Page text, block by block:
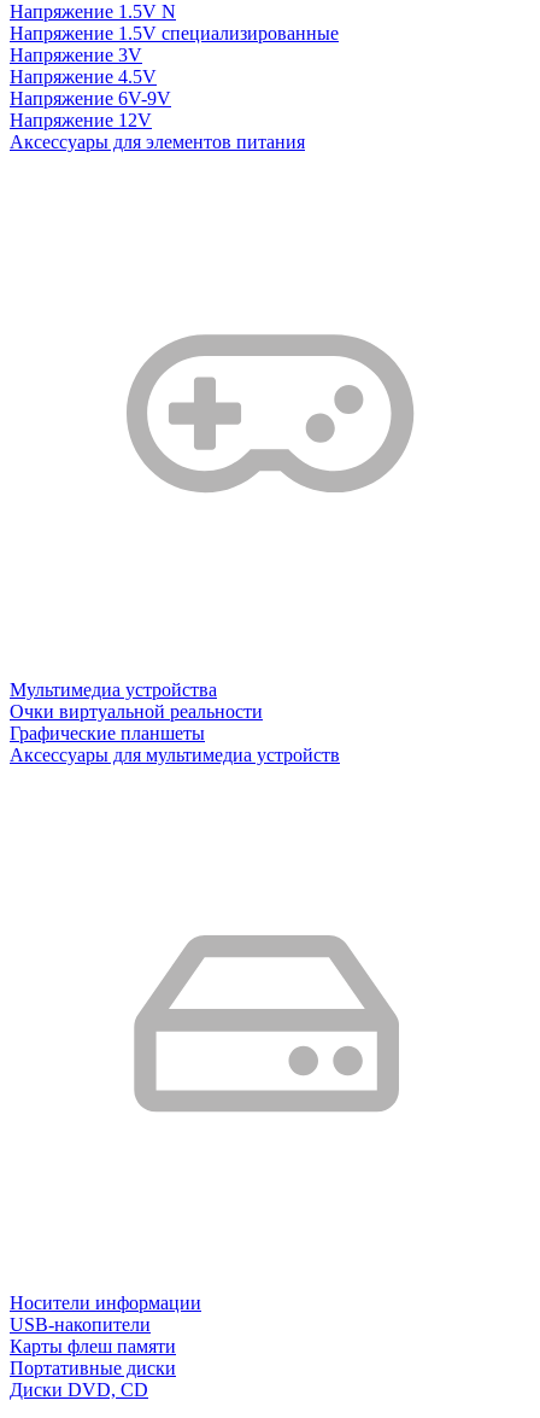
Напряжение 1.5V N
Напряжение 1.5V специализированные
Напряжение 3V
Напряжение 4.5V
Напряжение 6V-9V
Напряжение 12V
Аксессуары для элементов питания
Мультимедиа устройства
Очки виртуальной реальности
Графические планшеты
Аксессуары для мультимедиа устройств
Носители информации
USB-накопители
Карты флеш памяти
Портативные диски
Диски DVD, CD